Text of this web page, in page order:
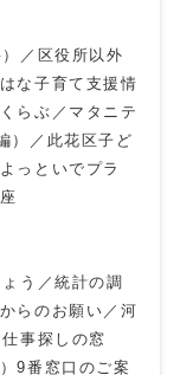
／区役所以外
な子育て支援情
らぶ／マタニテ
）／此花区子ど
っといでプラ
う／統計の調
らのお願い／河
事探しの窓
9番窓口のご案